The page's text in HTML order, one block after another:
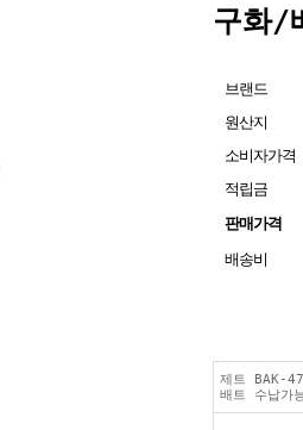
구화/
브랜드
원산지
소비자가격
적립금
판매가격
배송비
제트 BAK-
배트 수납가